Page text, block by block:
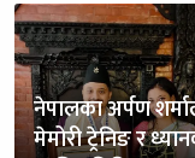
नेपालका अर्पण
मेमोरी ट्रेनिङ र